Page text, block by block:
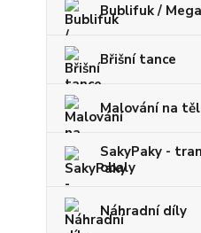
Bublifuk /
Břišní tance
Malování na
SakyPaky -
obaly
Náhradní díly